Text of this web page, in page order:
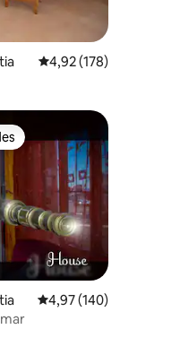
avaliações4,92 de uma avaliação
4,92 (178)
dos hóspedes
4,97 de uma avaliação
4,97 (140)